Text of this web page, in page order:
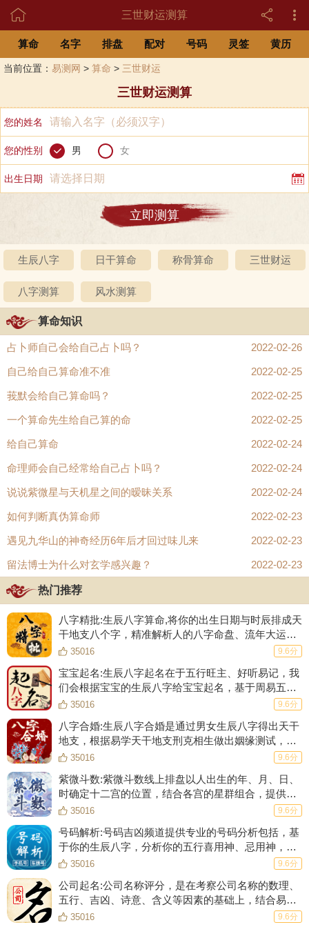
 三世财运测算
算命 名字 排盘 配对 号码 灵签 黄历
当前位置： 易测网 > 算命 > 三世财运
三世财运测算
您的姓名
您的性别 男 女
出生日期
生辰八字 日干算命 称骨算命 三世财运
八字测算 风水测算
算命知识
占卜师自己会给自己占卜吗？ 2022-02-26
自己给自己算命准不准 2022-02-25
莪默会给自己算命吗？ 2022-02-25
一个算命先生给自己算的命 2022-02-25
给自己算命 2022-02-24
命理师会自己经常给自己占卜吗？ 2022-02-24
说说紫微星与天机星之间的暧昧关系 2022-02-24
如何判断真伪算命师 2022-02-23
遇见九华山的神奇经历6年后才回过味儿来 2022-02-23
留法博士为什么对玄学感兴趣？ 2022-02-23
热门推荐
八字精批:生辰八字算命,将你的出生日期与时辰排成天
干地支八个字，精准解析人的八字命盘、流年大运、
五行强弱、婚姻爱情、事业财运等等！
35016 9.6分
宝宝起名:生辰八字起名在于五行旺主、好听易记，我
们会根据宝宝的生辰八字给宝宝起名，基于周易五格
数理起一个数理大吉的名字，根据生肖起名的原则起
35016 9.6分
八字合婚:生辰八字合婚是通过男女生辰八字得出天干
地支，根据易学天干地支刑克相生做出姻缘测试，合
八字、测姻缘，给你一份专业、完整的合婚结果。
35016 9.6分
紫微斗数:紫微斗数线上排盘以人出生的年、月、日、
时确定十二宫的位置，结合各宫的星群组合，提供
108种斗数格局并辅以详细的解释，分析一生流年大
35016 9.6分
号码解析:号码吉凶频道提供专业的号码分析包括，基
于你的生辰八字，分析你的五行喜用神、忌用神，并
结合81数理分析号码对于你的潜在意义。
35016 9.6分
公司起名:公司名称评分，是在考察公司名称的数理、
五行、吉凶、诗意、含义等因素的基础上，结合易经
的“像”，“数”理论，对公司名称进行全方位的评分。
35016 9.6分